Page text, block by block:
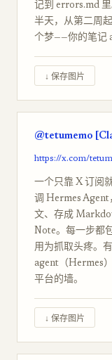
记到 errors.md
半天，从第二周
个梦——你的笔记
↓ 保存图片
@tetumemo
https://x.com/
一个只靠 X 订阅
调 Hermes
文、存成
Note。每一步都
用为抓取头疼。
agent（Hermes
平台的墙。
↓ 保存图片